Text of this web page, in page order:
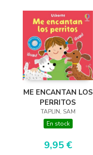
ME ENCANTAN LOS
PERRITOS
TAPLIN, SAM
En stock
9,95 €